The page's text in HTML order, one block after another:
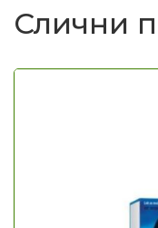
Слични